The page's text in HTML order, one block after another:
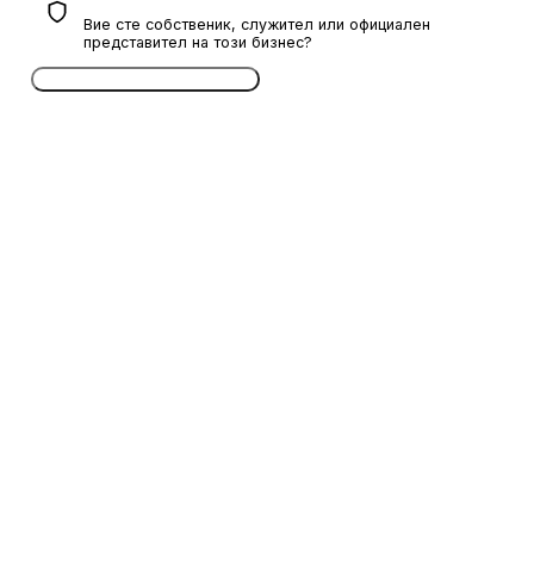
Вие сте собственик, служител или официален
представител на този бизнес?